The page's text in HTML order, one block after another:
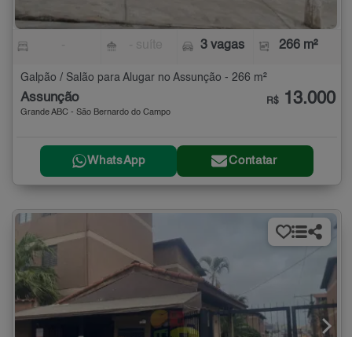
3 vagas 266 m²
Galpão / Salão para Alugar no Assunção - 266 m²
Assunção
Grande ABC - São Bernardo do Campo
R$ 13.000
WhatsApp Contatar